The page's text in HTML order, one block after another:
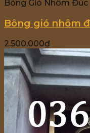
Bông Gió Nhôm Đúc
Bông gió nhôm
2.500.000₫